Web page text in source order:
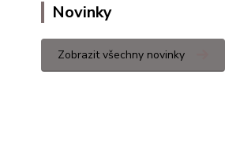
Novinky
Zobrazit všechny novinky